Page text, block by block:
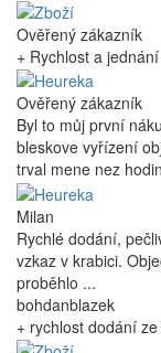
Ověřený zákazník
+ Rychlost a
Ověřený zákazník
Byl to můj první
bleskove vyřízení
trval mene nez
Milan
Rychlé dodání,
vzkaz v krabici.
proběhlo ...
bohdanblazek
+ rychlost dodání